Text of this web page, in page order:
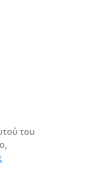
του